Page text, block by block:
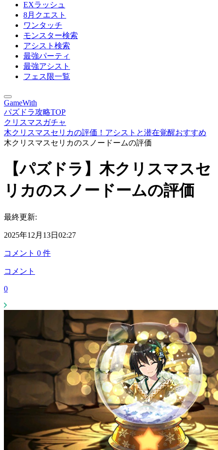
EXラッシュ
8月クエスト
ワンタッチ
モンスター検索
アシスト検索
最強パーティ
最強アシスト
フェス限一覧
GameWith
パズドラ攻略TOP
クリスマスガチャ
木クリスマスセリカの評価！アシストと潜在覚醒おすすめ
木クリスマスセリカのスノードームの評価
【パズドラ】木クリスマスセ
リカのスノードームの評価
最終更新:
2025年12月13日02:27
コメント 0 件
コメント
0